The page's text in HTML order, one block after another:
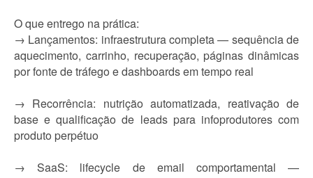
O que entrego na prática:
→ Lançamentos: infraestrutura completa — sequência de
aquecimento, carrinho, recuperação, páginas dinâmicas
por fonte de tráfego e dashboards em tempo real
→ Recorrência: nutrição automatizada, reativação de
base e qualificação de leads para infoprodutores com
produto perpétuo
→ SaaS: lifecycle de email comportamental —